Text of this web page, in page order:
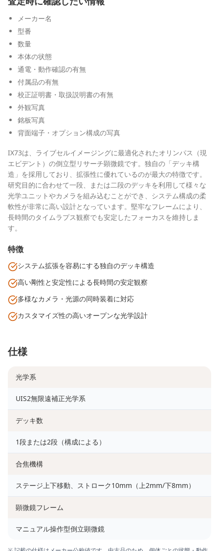
メーカー名
型番
数量
本体の状態
通電・動作確認の有無
付属品の有無
校正証明書・取扱説明書の有無
外観写真
銘板写真
背面端子・オプション構成の写真
IX73は、ライブセルイメージングに最適化されたオリンパス（現
エビデント）の倒立型リサーチ顕微鏡です。独自の「デッキ構
造」を採用しており、拡張性に優れているのが最大の特徴です。
研究目的に合わせて一段、または二段のデッキを利用して様々な
光学ユニットやカメラを組み込むことができ、システム構成の柔
軟性が非常に高い設計となっています。堅牢なフレームにより、
長時間のタイムラプス観察でも安定したフォーカスを維持しま
す。
特徴
システム拡張を容易にする独自のデッキ構造
高い剛性と安定性による長時間の安定観察
多様なカメラ・光源の同時装着に対応
カスタマイズ性の高いオープンな光学設計
仕様
光学系
UIS2無限遠補正光学系
デッキ数
1段または2段（構成による）
合焦機構
ステージ上下移動、ストローク10mm（上2mm/下8mm）
顕微鏡フレーム
マニュアル操作型倒立顕微鏡